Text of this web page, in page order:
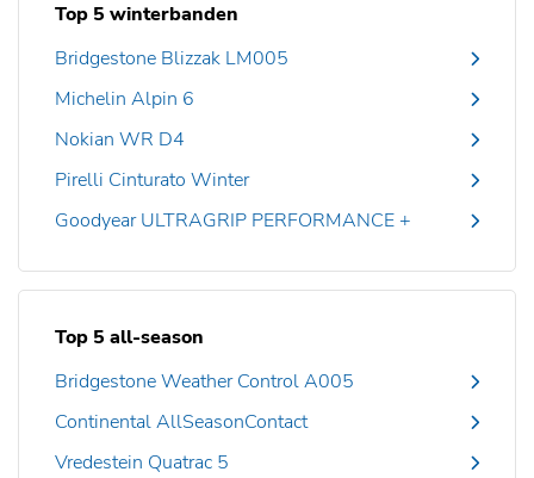
Top 5 winterbanden
Bridgestone Blizzak LM005
Michelin Alpin 6
Nokian WR D4
Pirelli Cinturato Winter
Goodyear ULTRAGRIP PERFORMANCE +
Top 5 all-season
Bridgestone Weather Control A005
Continental AllSeasonContact
Vredestein Quatrac 5